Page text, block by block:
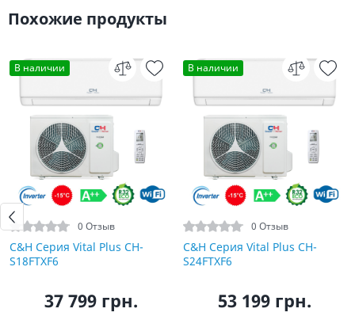
Похожие продукты
В наличии
0 Отзыв
C&H Серия Vital Plus CH-
S18FTXF6
37 799 грн.
В наличии
0 Отзыв
C&H Серия Vital Plus CH-
S24FTXF6
53 199 грн.